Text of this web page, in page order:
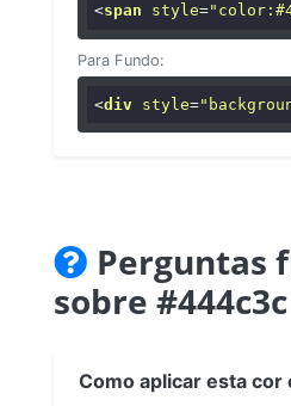
<span style=
Para Fundo:
<div style=
Perguntas
sobre #444c3c
Como aplicar esta cor